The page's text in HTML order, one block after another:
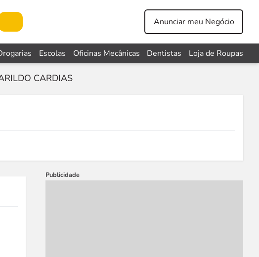
Anunciar meu Negócio
Escolas Oficinas Mecânicas Dentistas Loja de Roupas
CARDIAS
Publicidade